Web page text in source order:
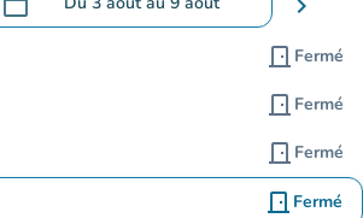
.Ouvrir le calendrier pour changer de
chevron_right
door_front Fermé
door_front Fermé
door_front Fermé
door_front Fermé